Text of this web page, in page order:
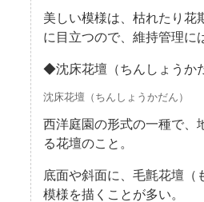
美しい模様は、枯れたり花
に目立つので、維持管理に
◆沈床花壇（ちんしょうか
沈床花壇（ちんしょうかだん）
西洋庭園の形式の一種で、
る花壇のこと。
底面や斜面に、毛氈花壇（
模様を描くことが多い。